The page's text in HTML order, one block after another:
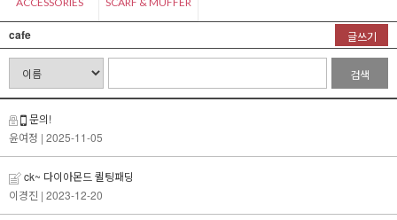
cafe 글쓰기
검색
문의!
윤여정 | 2025-11-05
ck~ 다이아몬드 퀼팅패딩
이경진 | 2023-12-20